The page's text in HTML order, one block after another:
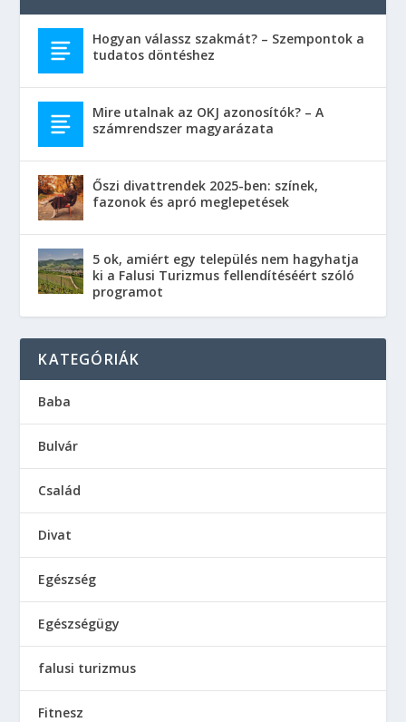
Hogyan válassz szakmát? – Szempontok a
tudatos döntéshez
Mire utalnak az OKJ azonosítók? – A
számrendszer magyarázata
Őszi divattrendek 2025-ben: színek,
fazonok és apró meglepetések
5 ok, amiért egy település nem hagyhatja
ki a Falusi Turizmus fellendítéséért szóló
programot
KATEGÓRIÁK
Baba
Bulvár
Család
Divat
Egészség
Egészségügy
falusi turizmus
Fitnesz